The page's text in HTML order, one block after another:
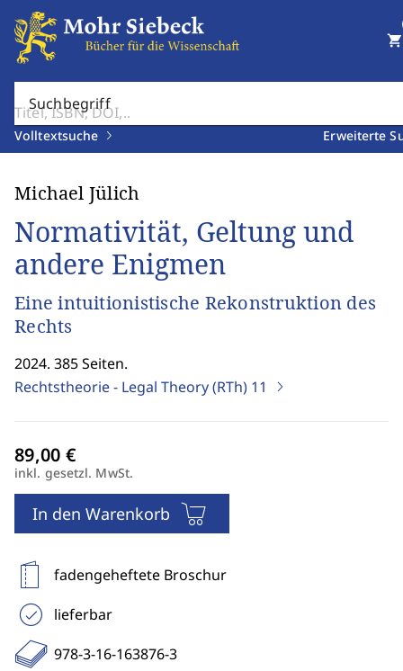
Suchbegriff
Volltextsuche Erweiterte
shopping_cart
Michael Jülich
Normativität, Geltung und
andere Enigmen
Eine intuitionistische Rekonstruktion des
Rechts
2024. 385 Seiten.
Rechtstheorie - Legal Theory (RTh) 11
inkl. gesetzl. MwSt.
In den Warenkorb
fadengeheftete Broschur
lieferbar
978-3-16-163876-3